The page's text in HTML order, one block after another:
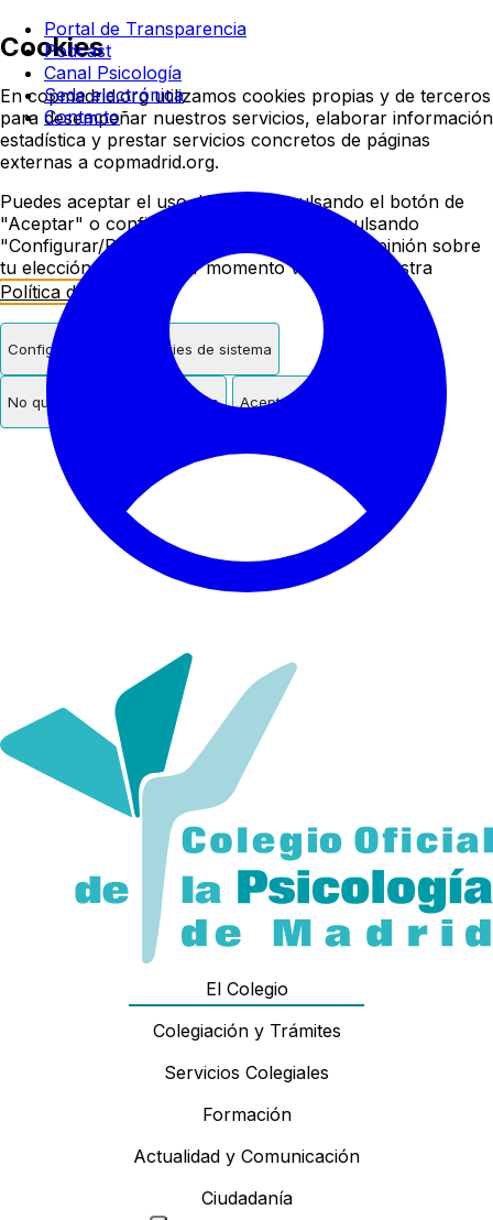
Cookies
En copmadrid.org utilizamos cookies propias y de terceros
para desempeñar nuestros servicios, elaborar información
estadística y prestar servicios concretos de páginas
externas a copmadrid.org.
Puedes aceptar el uso de cookies pulsando el botón de
"Aceptar" o configurar/rechazar su uso pulsando
"Configurar/Rechazar". Podrás cambiar de opinión sobre
tu elección en cualquier momento visitando nuestra
Política de Cookies
Configurar Solo cookies de sistema
No quiero cookies de terceros Aceptar cookies
Colegio oficial de
Portal de Transparencia
Podcast
Canal Psicología
Sede electrónica
Contacto
El Colegio
Colegiación y Trámites
Servicios Colegiales
Formación
Actualidad y Comunicación
Ciudadanía